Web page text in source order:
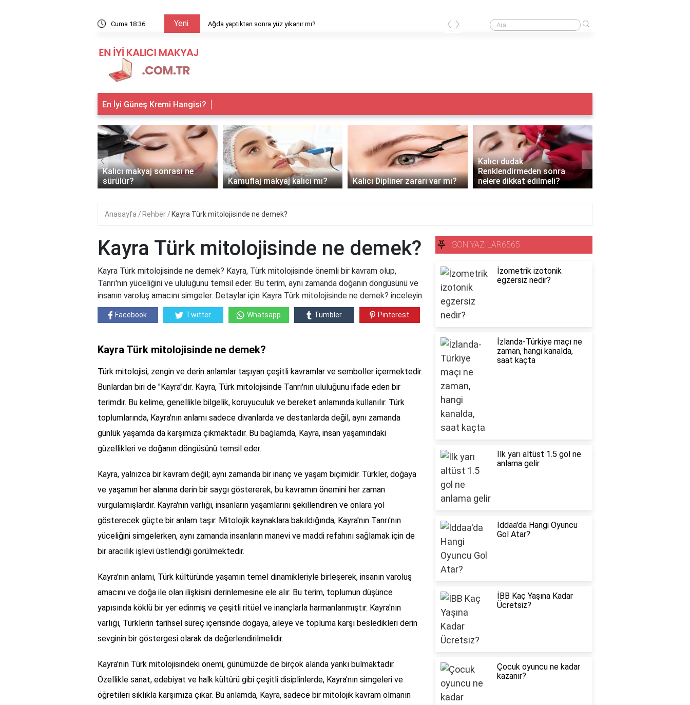
Cuma 18:36 Yeni Ağda yaptıktan sonra yüz yıkanır mı? Iple kaş alma acıtır mı?
‹ ›
En İyi Güneş Kremi Hangisi?
Kalıcı makyaj sonrası ne
sürülür?
Kamuflaj makyaj kalıcı mı? Kalıcı Dipliner zararı var mı?
Kalıcı dudak
Renklendirmeden sonra
nelere dikkat edilmeli?
‹ ›
Anasayfa Rehber Kayra Türk mitolojisinde ne demek?
Kayra Türk mitolojisinde ne demek?
Kayra Türk mitolojisinde ne demek? Kayra, Türk mitolojisinde önemli bir kavram olup,
Tanrı'nın yüceliğini ve ululuğunu temsil eder. Bu terim, aynı zamanda doğanın döngüsünü ve
insanın varoluş amacını simgeler. Detaylar için Kayra Türk mitolojisinde ne demek? inceleyin.
Facebook Twitter Whatsapp Tumbler Pinterest
Kayra Türk mitolojisinde ne demek?
Türk mitolojisi, zengin ve derin anlamlar taşıyan çeşitli kavramlar ve semboller içermektedir.
Bunlardan biri de "Kayra"dır. Kayra, Türk mitolojisinde Tanrı'nın ululuğunu ifade eden bir
terimdir. Bu kelime, genellikle bilgelik, koruyuculuk ve bereket anlamında kullanılır. Türk
toplumlarında, Kayra'nın anlamı sadece divanlarda ve destanlarda değil, aynı zamanda
günlük yaşamda da karşımıza çıkmaktadır. Bu bağlamda, Kayra, insan yaşamındaki
güzellikleri ve doğanın döngüsünü temsil eder.
Kayra, yalnızca bir kavram değil; aynı zamanda bir inanç ve yaşam biçimidir. Türkler, doğaya
ve yaşamın her alanına derin bir saygı göstererek, bu kavramın önemini her zaman
vurgulamışlardır. Kayra'nın varlığı, insanların yaşamlarını şekillendiren ve onlara yol
gösterecek güçte bir anlam taşır. Mitolojik kaynaklara bakıldığında, Kayra'nın Tanrı'nın
yüceliğini simgelerken, aynı zamanda insanların manevi ve maddi refahını sağlamak için de
bir aracılık işlevi üstlendiği görülmektedir.
Kayra'nın anlamı, Türk kültüründe yaşamın temel dinamikleriyle birleşerek, insanın varoluş
amacını ve doğa ile olan ilişkisini derinlemesine ele alır. Bu terim, toplumun düşünce
yapısında köklü bir yer edinmiş ve çeşitli ritüel ve inançlarla harmanlanmıştır. Kayra'nın
varlığı, Türklerin tarihsel süreç içerisinde doğaya, aileye ve topluma karşı besledikleri derin
sevginin bir göstergesi olarak da değerlendirilmelidir.
Kayra'nın Türk mitolojisindeki önemi, günümüzde de birçok alanda yankı bulmaktadır.
Özellikle sanat, edebiyat ve halk kültürü gibi çeşitli disiplinlerde, Kayra'nın simgeleri ve
öğretileri sıklıkla karşımıza çıkar. Bu anlamda, Kayra, sadece bir mitolojik kavram olmanın
SON YAZILAR6565
İzometrik izotonik
egzersiz nedir?
İzlanda-Türkiye maçı ne
zaman, hangi kanalda,
saat kaçta
İlk yarı altüst 1.5 gol ne
anlama gelir
İddaa'da Hangi Oyuncu
Gol Atar?
İBB Kaç Yaşına Kadar
Ücretsiz?
Çocuk oyuncu ne kadar
kazanır?